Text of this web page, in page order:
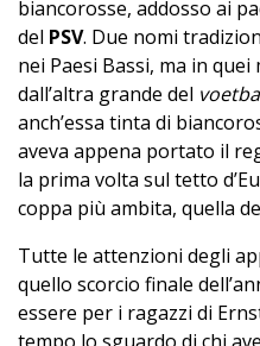
biancorosse, addosso ai
del PSV. Due nomi
nei Paesi Bassi, ma in quei
dall’altra grande del
anch’essa tinta di
aveva appena portato il
la prima volta sul tetto
coppa più ambita, quella
Tutte le attenzioni degli
quello scorcio finale
essere per i ragazzi di